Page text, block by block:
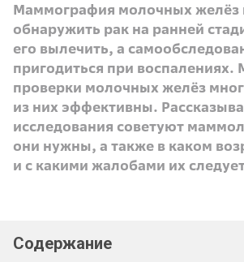
Маммография молочных желёз
обнаружить рак на ранней
его вылечить, а
пригодиться при воспалениях.
проверки молочных желёз
из них эффективны.
исследования советуют
они нужны, а также в каком
и с какими жалобами их
Содержание